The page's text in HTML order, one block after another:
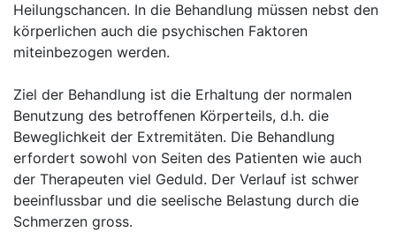
Heilungschancen. In die Behandlung müssen nebst den
körperlichen auch die psychischen Faktoren
miteinbezogen werden.
Ziel der Behandlung ist die Erhaltung der normalen
Benutzung des betroffenen Körperteils, d.h. die
Beweglichkeit der Extremitäten. Die Behandlung
erfordert sowohl von Seiten des Patienten wie auch
der Therapeuten viel Geduld. Der Verlauf ist schwer
beeinflussbar und die seelische Belastung durch die
Schmerzen gross.